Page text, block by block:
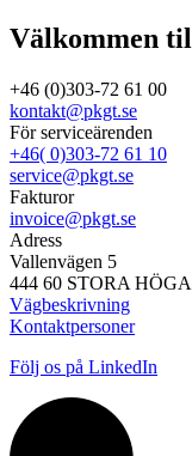
Välkommen
+46 (0)303-72 61 00
kontakt@pkgt.se
För serviceärenden
+46( 0)303-72 61 10
service@pkgt.se
Fakturor
invoice@pkgt.se
Adress
Vallenvägen 5
444 60 STORA HÖGA
Vägbeskrivning
Kontaktpersoner
Följ os på LinkedIn